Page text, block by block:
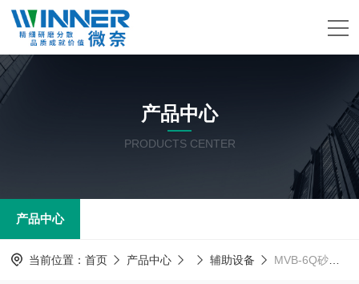
产品中心
PRODUCTS CENTER
产品中心
当前位置： 首页 产品中心 辅助设备 MVB-6Q砂磨机